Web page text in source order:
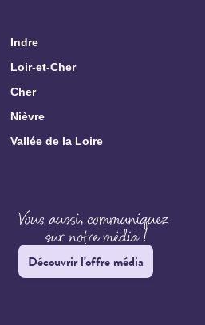
Indre
Loir-et-Cher
Cher
Nièvre
Vallée de la Loire
Découvrir l'offre média